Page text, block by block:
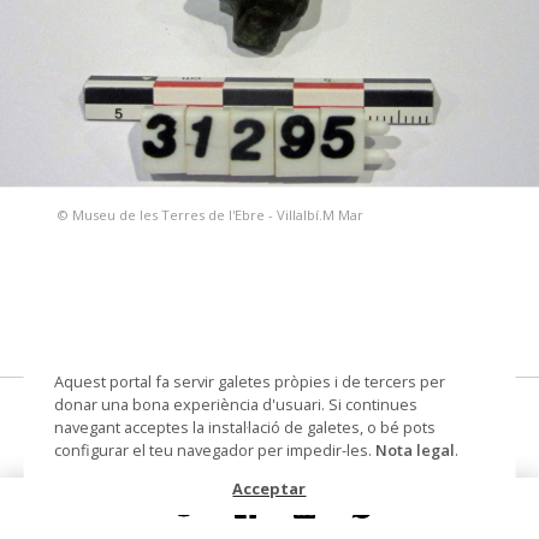
© Museu de les Terres de l'Ebre - Villalbí.M Mar
cama de Mercuri
objecte votiu
Aquest portal fa servir galetes pròpies i de tercers per
donar una bona experiència d'usuari. Si continues
navegant acceptes la instal·lació de galetes, o bé pots
configurar el teu navegador per impedir-les. Nota legal.
Acceptar